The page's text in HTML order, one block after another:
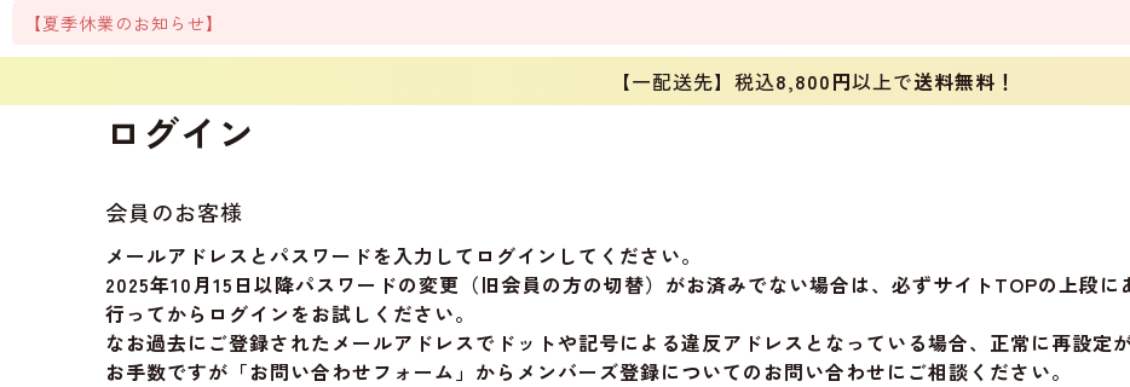
【夏季休業のお知らせ】
【一配送先】税込8,800円以上で送料無料！
ログイン
会員のお客様
メールアドレスとパスワードを入力してログインしてください。
2025年10月15日以降パスワードの変更（旧会員の方の切替）がお済みでない場合は、必ずサイトTOPの上段
行ってからログインをお試しください。
なお過去にご登録されたメールアドレスでドットや記号による違反アドレスとなっている場合、正常に再設定
お手数ですが「お問い合わせフォーム」からメンバーズ登録についてのお問い合わせにご相談ください。